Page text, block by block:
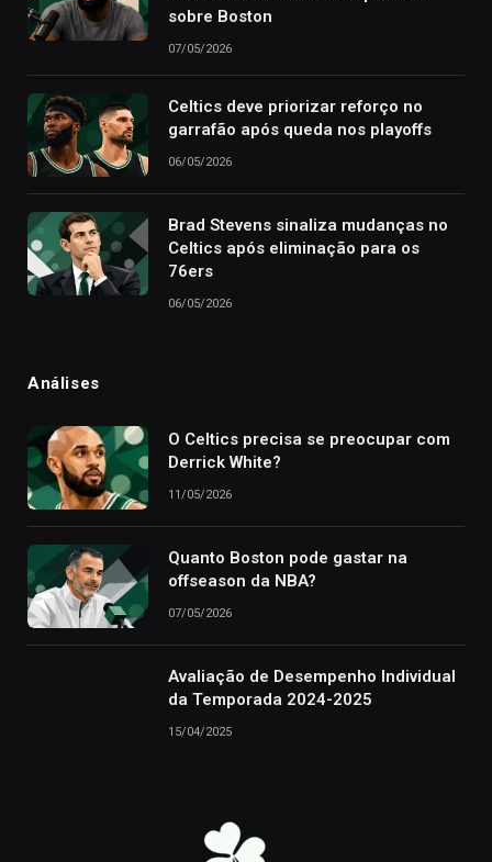
sobre Boston
07/05/2026
Celtics deve priorizar reforço no
garrafão após queda nos playoffs
06/05/2026
Brad Stevens sinaliza mudanças no
Celtics após eliminação para os
76ers
06/05/2026
Análises
O Celtics precisa se preocupar com
Derrick White?
11/05/2026
Quanto Boston pode gastar na
offseason da NBA?
07/05/2026
Avaliação de Desempenho Individual
da Temporada 2024-2025
15/04/2025